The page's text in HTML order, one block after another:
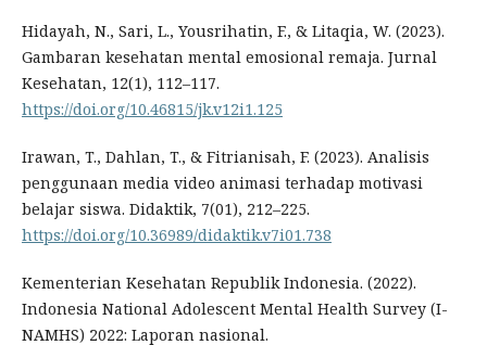
Hidayah, N., Sari, L., Yousrihatin, F., & Litaqia, W. (2023).
Gambaran kesehatan mental emosional remaja. Jurnal
Kesehatan, 12(1), 112–117.
https://doi.org/10.46815/jk.v12i1.125
Irawan, T., Dahlan, T., & Fitrianisah, F. (2023). Analisis
penggunaan media video animasi terhadap motivasi
belajar siswa. Didaktik, 7(01), 212–225.
https://doi.org/10.36989/didaktik.v7i01.738
Kementerian Kesehatan Republik Indonesia. (2022).
Indonesia National Adolescent Mental Health Survey (I-
NAMHS) 2022: Laporan nasional.